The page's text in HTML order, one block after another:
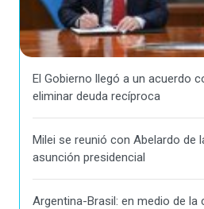
El Gobierno llegó a un acuerdo
eliminar deuda recíproca
Milei se reunió con Abelardo de
asunción presidencial
Argentina-Brasil: en medio de la